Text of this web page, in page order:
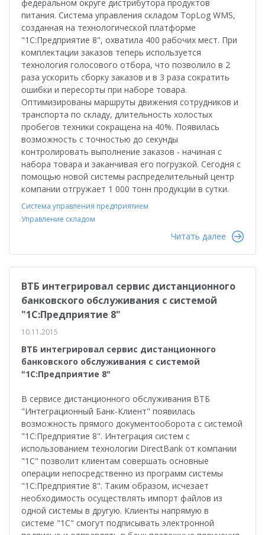
федеральном округе дистрибутора продуктов
питания. Система управления складом TopLog WMS,
созданная на технологической платформе
"1С:Предприятие 8", охватила 400 рабочих мест. При
комплектации заказов теперь используется
технология голосового отбора, что позволило в 2
раза ускорить сборку заказов и в 3 раза сократить
ошибки и пересорты при наборе товара.
Оптимизированы маршруты движения сотрудников и
транспорта по складу, длительность холостых
пробегов техники сокращена на 40%. Появилась
возможность с точностью до секунды
контролировать выполнение заказов - начиная с
набора товара и заканчивая его погрузкой. Сегодня с
помощью новой системы распределительный центр
компании отгружает 1 000 тонн продукции в сутки.
Система управления предприятием
Управление складом
Читать далее
ВТБ интегрировал сервис дистанционного
банковского обслуживания с системой
"1С:Предприятие 8"
10.11.2015
ВТБ интегрировал сервис дистанционного
банковского обслуживания с системой
"1С:Предприятие 8"
В сервисе дистанционного обслуживания ВТБ
"Интеграционный Банк-Клиент" появилась
возможность прямого документооборота с системой
"1С:Предприятие 8". Интеграция систем с
использованием технологии DirectBank от компании
"1С" позволит клиентам совершать основные
операции непосредственно из программ системы
"1С:Предприятие 8". Таким образом, исчезает
необходимость осуществлять импорт файлов из
одной системы в другую. Клиенты напрямую в
системе "1С" смогут подписывать электронной